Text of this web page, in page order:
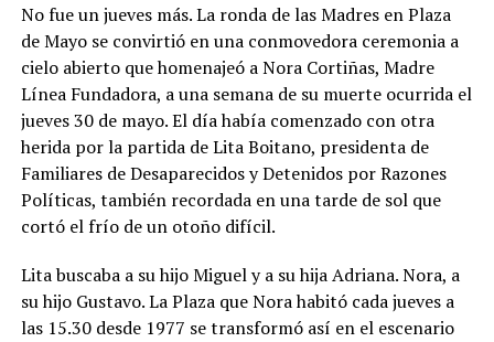
No fue un jueves más. La ronda de las Madres en Plaza
de Mayo se convirtió en una conmovedora ceremonia a
cielo abierto que homenajeó a Nora Cortiñas, Madre
Línea Fundadora, a una semana de su muerte ocurrida el
jueves 30 de mayo. El día había comenzado con otra
herida por la partida de Lita Boitano, presidenta de
Familiares de Desaparecidos y Detenidos por Razones
Políticas, también recordada en una tarde de sol que
cortó el frío de un otoño difícil.
Lita buscaba a su hijo Miguel y a su hija Adriana. Nora, a
su hijo Gustavo. La Plaza que Nora habitó cada jueves a
las 15.30 desde 1977 se transformó así en el escenario